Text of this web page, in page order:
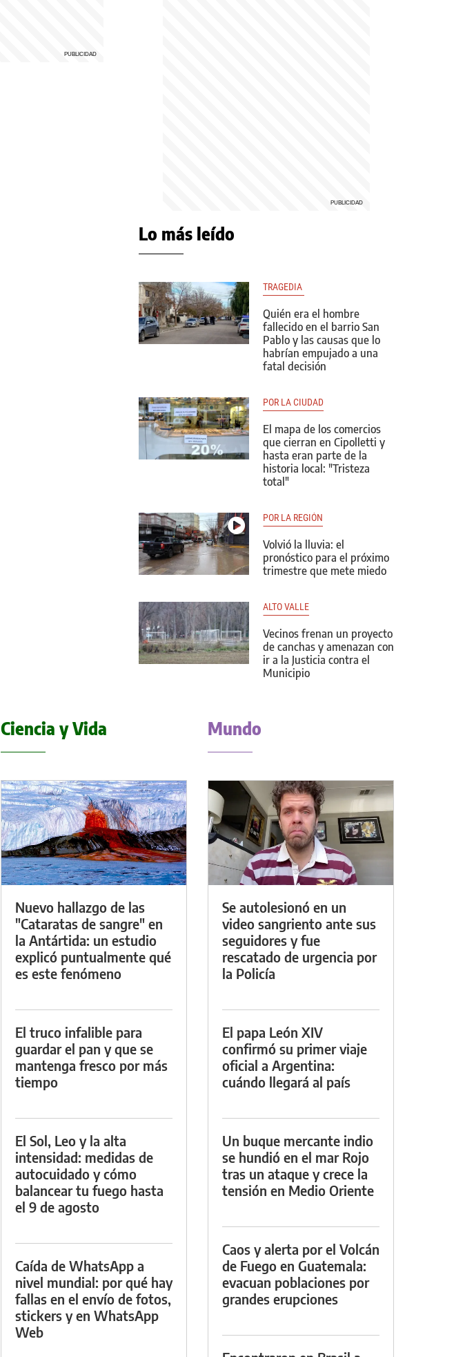
Lo más leído
TRAGEDIA
Quién era el hombre
fallecido en el barrio San
Pablo y las causas que lo
habrían empujado a una
fatal decisión
POR LA CIUDAD
El mapa de los comercios
que cierran en Cipolletti y
hasta eran parte de la
historia local: "Tristeza
total"
POR LA REGIÓN
Volvió la lluvia: el
pronóstico para el próximo
trimestre que mete miedo
ALTO VALLE
Vecinos frenan un proyecto
de canchas y amenazan con
ir a la Justicia contra el
Municipio
Ciencia y Vida
Nuevo hallazgo de las
"Cataratas de sangre" en
la Antártida: un estudio
explicó puntualmente qué
es este fenómeno
El truco infalible para
guardar el pan y que se
mantenga fresco por más
tiempo
El Sol, Leo y la alta
intensidad: medidas de
autocuidado y cómo
balancear tu fuego hasta
el 9 de agosto
Caída de WhatsApp a
nivel mundial: por qué hay
fallas en el envío de fotos,
stickers y en WhatsApp
Web
Mundo
Se autolesionó en un
video sangriento ante sus
seguidores y fue
rescatado de urgencia por
la Policía
El papa León XIV
confirmó su primer viaje
oficial a Argentina:
cuándo llegará al país
Un buque mercante indio
se hundió en el mar Rojo
tras un ataque y crece la
tensión en Medio Oriente
Caos y alerta por el Volcán
de Fuego en Guatemala:
evacuan poblaciones por
grandes erupciones